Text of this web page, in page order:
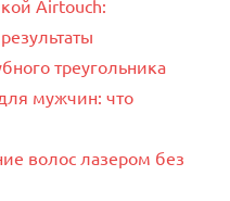
Airtouch:
треугольника
мужчин: что
волос лазером без